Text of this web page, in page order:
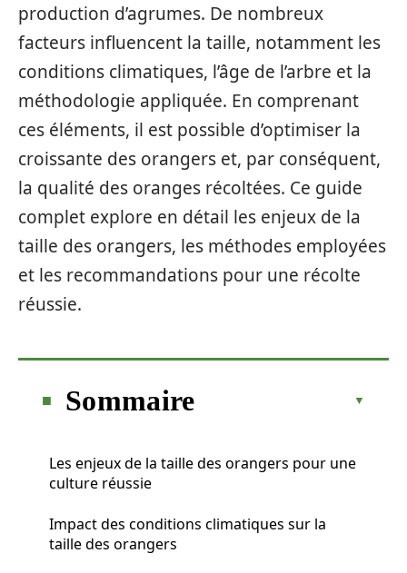
production d’agrumes. De nombreux
facteurs influencent la taille, notamment les
conditions climatiques, l’âge de l’arbre et la
méthodologie appliquée. En comprenant
ces éléments, il est possible d’optimiser la
croissante des orangers et, par conséquent,
la qualité des oranges récoltées. Ce guide
complet explore en détail les enjeux de la
taille des orangers, les méthodes employées
et les recommandations pour une récolte
réussie.
Sommaire
Les enjeux de la taille des orangers pour une
culture réussie
Impact des conditions climatiques sur la
taille des orangers